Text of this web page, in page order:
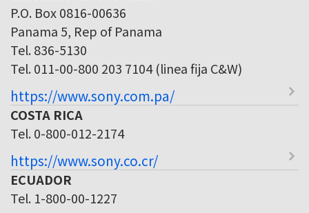
P.O. Box 0816-00636
Panama 5, Rep of Panama
Tel. 836-5130
Tel. 011-00-800 203 7104 (linea fija C&W)
https://www.sony.com.pa/
COSTA RICA
Tel. 0-800-012-2174
https://www.sony.co.cr/
ECUADOR
Tel. 1-800-00-1227